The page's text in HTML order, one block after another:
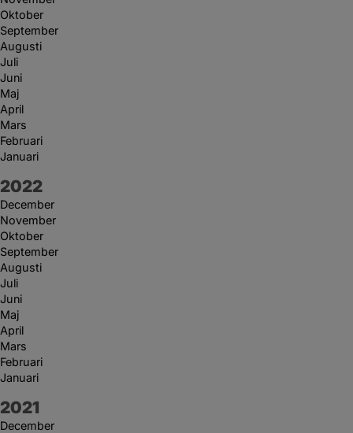
Oktober
September
Augusti
Juli
Juni
Maj
April
Mars
Februari
Januari
År:
2022
December
November
Oktober
September
Augusti
Juli
Juni
Maj
April
Mars
Februari
Januari
År:
2021
December